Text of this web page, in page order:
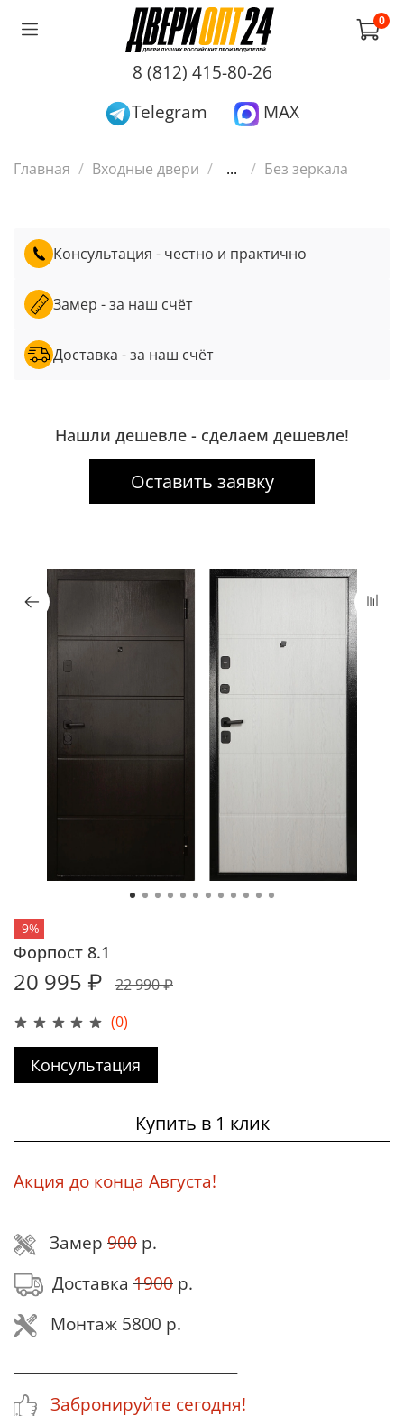
0
8 (812) 415-80-26
Telegram
MAX
Главная Входные двери ... Без зеркала
Консультация - честно и практично
Замер - за наш счёт
Доставка - за наш счёт
Нашли дешевле - сделаем дешевле!
Оставить заявку
-9%
(0)
Форпост 8.1
20 995 ₽ 22 990 ₽
Консультация
Купить в 1 клик
Акция до конца Августа!
Замер 900 р.
Доставка 1900 р.
Монтаж 5800 р.
Забронируйте сегодня!